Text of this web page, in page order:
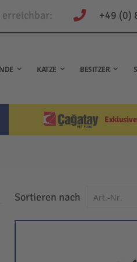
+49 (0)
KATZE BESITZER
Sortieren nach